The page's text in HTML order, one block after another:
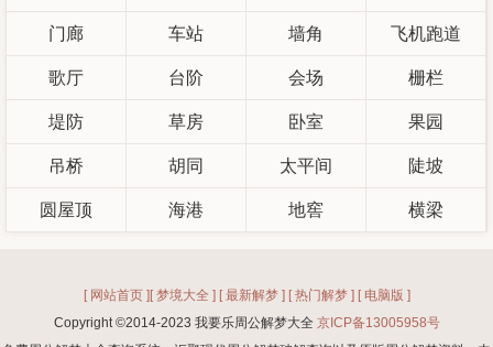
门廊 车站 墙角 飞机跑道
歌厅 台阶 会场 栅栏
堤防 草房 卧室 果园
吊桥 胡同 太平间 陡坡
圆屋顶 海港 地窖 横梁
[ 网站首页 ] [ 梦境大全 ] [ 最新解梦 ] [ 热门解梦 ] [ 电脑版 ]
Copyright ©2014-2023 我要乐周公解梦大全 京ICP备13005958号